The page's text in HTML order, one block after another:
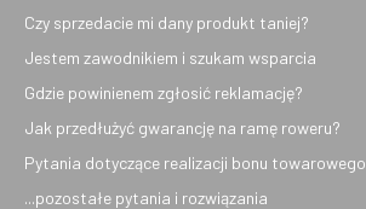
Czy sprzedacie mi dany produkt taniej?
Jestem zawodnikiem i szukam wsparcia
Gdzie powinienem zgłosić reklamację?
Jak przedłużyć gwarancję na ramę roweru?
Pytania dotyczące realizacji bonu towarowego
...pozostałe pytania i rozwiązania